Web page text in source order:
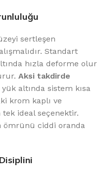
sertleşen
Standart
hızla deforme olur
Aksi takdirde
altında sistem kısa
krom kaplı ve
ideal seçenektir.
ömrünü ciddi oranda